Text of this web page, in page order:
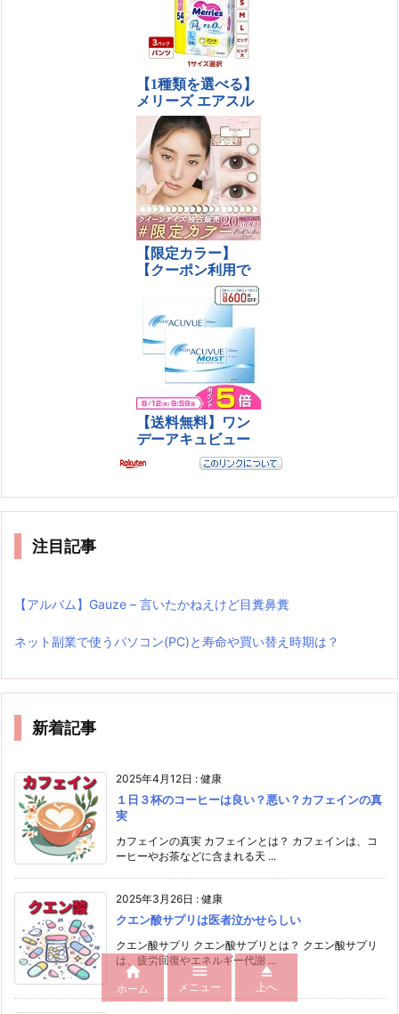
注目記事
【アルバム】Gauze – 言いたかねえけど目糞鼻糞
ネット副業で使うパソコン(PC)と寿命や買い替え時期は？
新着記事
2025年4月12日 : 健康
１日３杯のコーヒーは良い？悪い？カフェインの真
実
カフェインの真実 カフェインとは？ カフェインは、コ
ーヒーやお茶などに含まれる天 ...
2025年3月26日 : 健康
クエン酸サプリは医者泣かせらしい
クエン酸サプリ クエン酸サプリとは？ クエン酸サプリ
は、疲労回復やエネルギー代謝 ...

ホーム

メニュー

上へ